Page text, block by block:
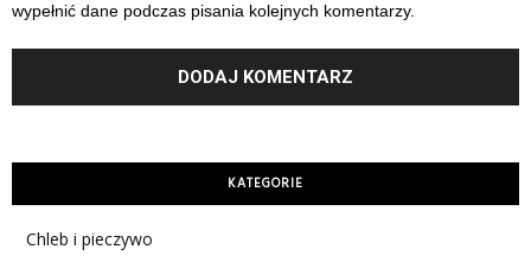
wypełnić dane podczas pisania kolejnych komentarzy.
KATEGORIE
Chleb i pieczywo